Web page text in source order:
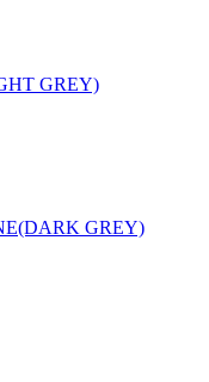
GREY)
GREY)